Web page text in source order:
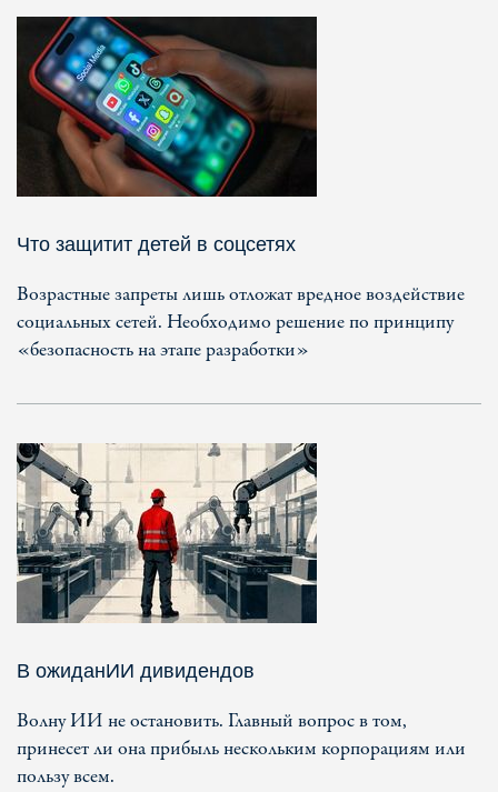
Что защитит детей в соцсетях
Возрастные запреты лишь отложат вредное воздействие
социальных сетей. Необходимо решение по принципу
«безопасность на этапе разработки»
В ожиданИИ дивидендов
Волну ИИ не остановить. Главный вопрос в том,
принесет ли она прибыль нескольким корпорациям или
пользу всем.